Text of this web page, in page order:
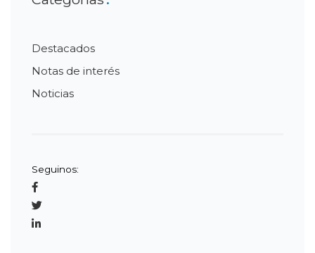
Destacados
Notas de interés
Noticias
Seguinos: